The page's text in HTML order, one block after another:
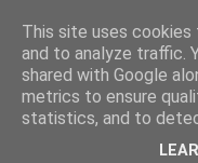
This site uses
and to analyze traffic.
shared with Google
metrics to ensure
statistics, and to